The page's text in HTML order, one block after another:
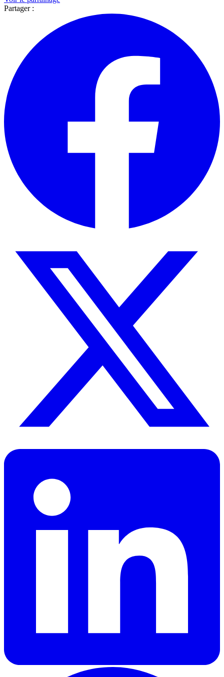
Partager :